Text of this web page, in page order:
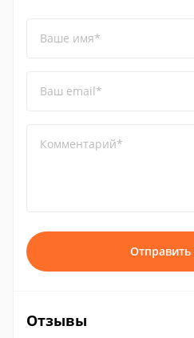
Ваше имя*
Ваш email*
Комментарий*
Отправить
Отзывы